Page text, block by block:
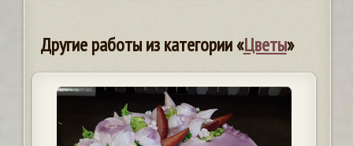
Другие работы из категории «Цветы»